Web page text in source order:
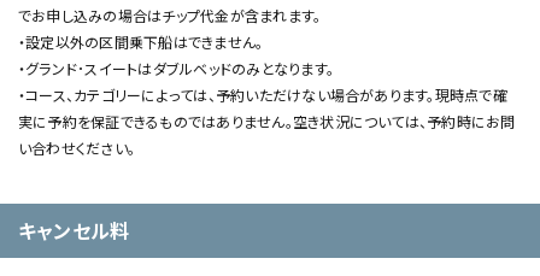
でお申し込みの場合はチップ代金が含まれます。
・設定以外の区間乗下船はできません。
・グランド･スイートはダブルベッドのみとなります。
・コース、カテゴリーによっては、予約いただけない場合があります。現時点で確
実に予約を保証できるものではありません。空き状況については、予約時にお問
い合わせください。
キャンセル料